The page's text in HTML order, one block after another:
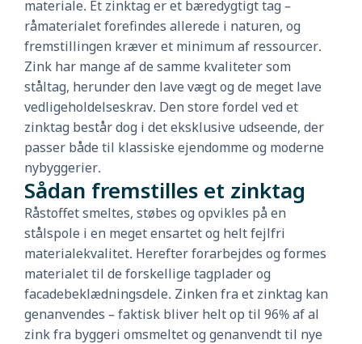
materiale. Et zinktag er et bæredygtigt tag –
råmaterialet forefindes allerede i naturen, og
fremstillingen kræver et minimum af ressourcer.
Zink har mange af de samme kvaliteter som
ståltag, herunder den lave vægt og de meget lave
vedligeholdelseskrav. Den store fordel ved et
zinktag består dog i det eksklusive udseende, der
passer både til klassiske ejendomme og moderne
nybyggerier.
Sådan fremstilles et zinktag
Råstoffet smeltes, støbes og opvikles på en
stålspole i en meget ensartet og helt fejlfri
materialekvalitet. Herefter forarbejdes og formes
materialet til de forskellige tagplader og
facadebeklædningsdele. Zinken fra et zinktag kan
genanvendes – faktisk bliver helt op til 96% af al
zink fra byggeri omsmeltet og genanvendt til nye